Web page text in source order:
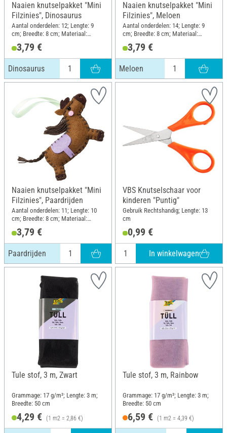
Naaien knutselpakket "Mini
Filzinies", Dinosaurus
Aantal onderdelen: 12; Lengte: 9
cm; Breedte: 8 cm; Materiaal:
3,79 €
Dinosaurus
Naaien knutselpakket "Mini
Filzinies", Meloen
Aantal onderdelen: 14; Lengte: 9
cm; Breedte: 8 cm; Materiaal:
3,79 €
Meloen
Naaien knutselpakket "Mini
Filzinies", Paardrijden
Aantal onderdelen: 11; Lengte: 10
cm; Breedte: 8 cm; Materiaal:
3,79 €
Paardrijden
VBS Knutselschaar voor
kinderen "Puntig"
Gebruik Rechtshandig; Lengte: 13
cm
0,99 €
In winkelwagen
Tule stof, 3 m, Zwart
Grammage: 17 g/m²; Lengte: 3 m;
Breedte: 50 cm
4,29 € (1 m2 = 2,86 €)
Tule stof, 3 m, Rainbow
Grammage: 17 g/m²; Lengte: 3 m;
Breedte: 50 cm
6,59 € (1 m2 = 4,39 €)